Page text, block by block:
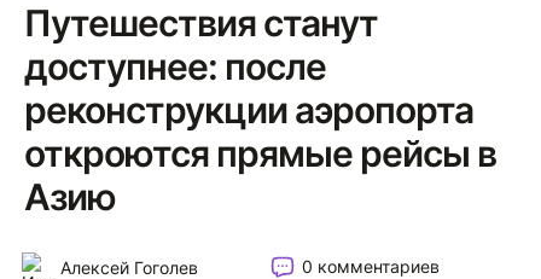
Путешествия станут
доступнее: после
реконструкции аэропорта
откроются прямые рейсы в
Азию
Алексей Гоголев 0 комментариев